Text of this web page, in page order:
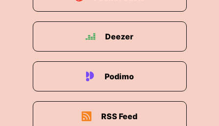
Deezer
Podimo
RSS Feed